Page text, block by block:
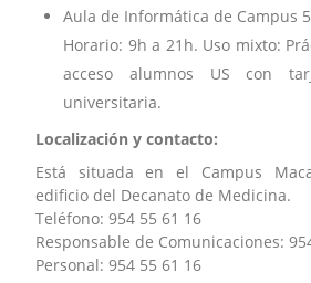
Aula de Informática de Campus
Horario: 9h a 21h. Uso mixto:
acceso alumnos US con
universitaria.
Localización y contacto:
Está situada en el Campus
edificio del Decanato de Medicina.
Teléfono: 954 55 61 16
Responsable de Comunicaciones:
Personal: 954 55 61 16